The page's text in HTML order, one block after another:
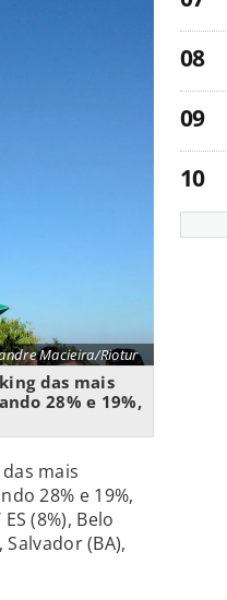
Macieira/Riotur
das mais
28% e 19%,
mais
28% e 19%,
(8%), Belo
(BA),